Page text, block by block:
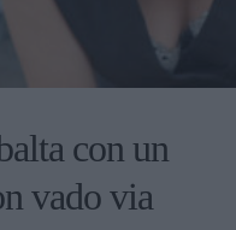
con un
vado via